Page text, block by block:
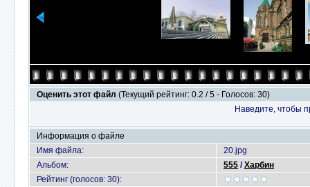
Оценить этот файл (Текущий рейтинг: 0.2 / 5 - Голосов: 30)
Наведите, чтобы
Информация о файле
Имя файла:
20.jpg
Альбом:
555 /Харбин
Рейтинг (голосов: 30):